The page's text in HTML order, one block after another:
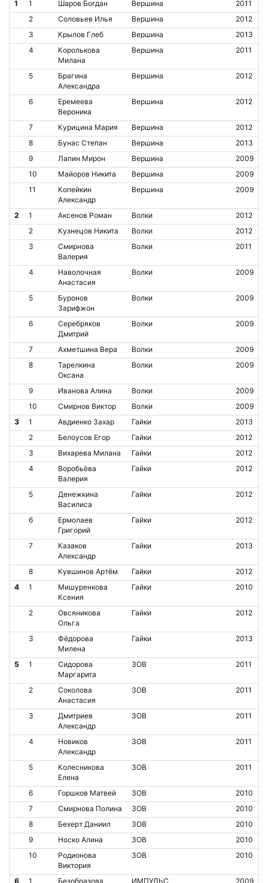
1 1 Шаров Богдан Вершина
2011
2
Соловьев Илья Вершина
2012
3
Крылов Глеб Вершина
2013
4
Королькова
Милана
Вершина 2011
5
Брагина
Александра
Вершина 2012
6
Еремеева
Вероника
Вершина 2012
7 Курицина Мария Вершина
2012
8
Бунас Степан Вершина
2013
9
Лапин Мирон Вершина
2009
10
Майоров Никита Вершина
2009
11
Копейкин
Александр
Вершина 2009
2 1 Аксенов Роман Волки
2012
2
Кузнецов Никита Волки
2012
3
Смирнова
Валерия
Волки 2011
4
Наволочная
Анастасия
Волки 2009
5
Буронов
Зарифжон
Волки 2009
6
Серебряков
Дмитрий
Волки 2009
7 Ахметшина Вера Волки
2009
8
Тарелкина
Оксана
Волки 2009
9 Иванова Алина Волки
2009
10
Смирнов Виктор Волки
2009
3
1 Авдиенко Захар Гайки
2013
2
Белоусов Егор Гайки
2012
3
Вихарева Милана Гайки
2012
4
Воробьёва
Валерия
Гайки 2012
5
Денежкина
Василиса
Гайки 2012
6
Ермолаев
Григорий
Гайки 2012
7
Казаков
Александр
Гайки 2013
8 Кувшинов Артём Гайки
2012
4
1
Мишуренкова
Ксения
Гайки 2010
2
Овсяникова
Ольга
Гайки 2012
3
Фёдорова
Милена
Гайки 2013
5 1
Сидорова
Маргарита
ЗОВ 2011
2
Соколова
Анастасия
ЗОВ 2011
3
Дмитриев
Александр
ЗОВ 2011
4
Новиков
Александр
ЗОВ 2011
5
Колесникова
Елена
ЗОВ 2011
6 Горшков Матвей ЗОВ
2010
7
Смирнова Полина ЗОВ
2010
8
Бехерт Даниил ЗОВ
2010
9
Носко Алина ЗОВ
2010
10
Родионова
Виктория
ЗОВ 2010
6 1 Безобразова ИМПУЛЬС 2009